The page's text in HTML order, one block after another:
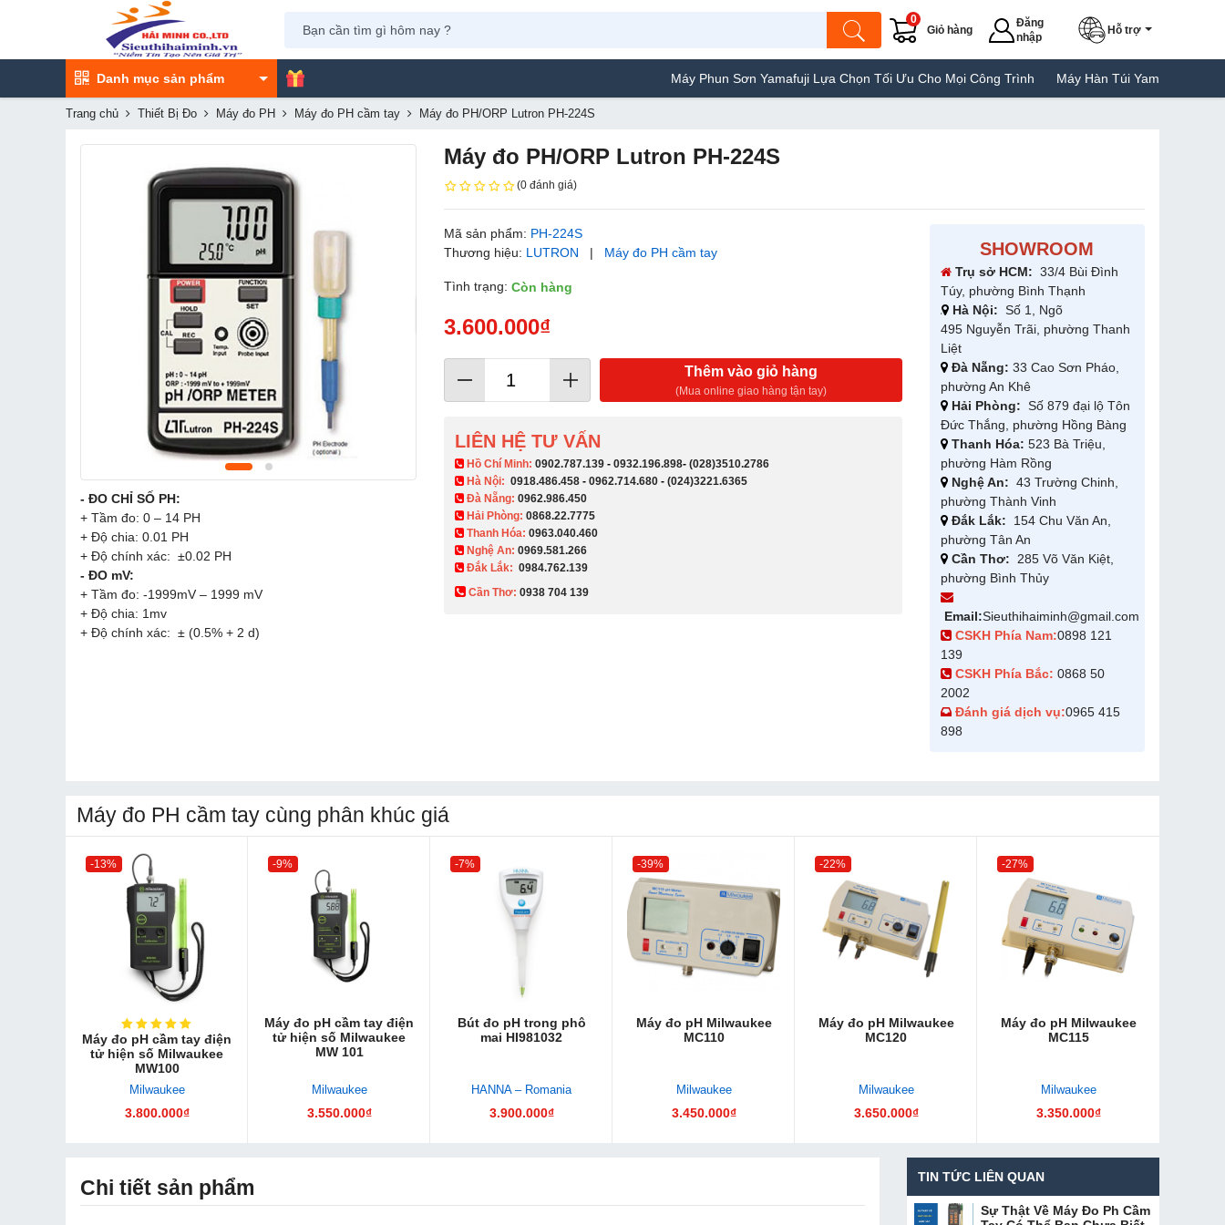
Giỏ hàng
0
Đăng
nhập
Hỗ trợ
Danh mục sản phẩm Máy Phun Sơn Yamafuji Lựa Chọn Tối Ưu Cho Mọi Công Trình Máy Hàn Túi Yamafuji Lựa Chọn Tốt
Trang chủ Thiết Bị Đo Máy đo PH Máy đo PH cầm tay Máy đo PH/ORP Lutron PH-224S
- ĐO CHỈ SỐ PH:
+ Tầm đo: 0 – 14 PH
+ Độ chia: 0.01 PH
+ Độ chính xác: ±0.02 PH
- ĐO mV:
+ Tầm đo: -1999mV – 1999 mV
+ Độ chia: 1mv
+ Độ chính xác: ± (0.5% + 2 d)
Máy đo PH/ORP Lutron PH-224S
(0 đánh giá)
Mã sản phẩm: PH-224S
Thương hiệu: LUTRON | Máy đo PH cầm tay
Tình trạng:Còn hàng
3.600.000₫
Thêm vào giỏ hàng
(Mua online giao hàng tận tay)
LIÊN HỆ TƯ VẤN
​ Hồ Chí Minh:0902.787.139 -0932.196.898-(028)3510.2786
Hà Nội:0918.486.458 -0962.714.680 -(024)3221.6365
Đà Nẵng:0962.986.450
Hải Phòng:0868.22.7775
Thanh Hóa:0963.040.460
Nghệ An:0969.581.266
Đắk Lắk: 0984.762.139
Cần Thơ:0938 704 139​
SHOWROOM
Trụ sở HCM: 33/4 Bùi Đình
Túy, phường Bình Thạnh
Hà Nội: Số 1, Ngõ
495 Nguyễn Trãi, phường Thanh
Liệt
Đà Nẵng: 33 Cao Sơn Pháo,
phường An Khê
Hải Phòng: Số 879 đại lộ Tôn
Đức Thắng, phường Hồng Bàng
Thanh Hóa: 523 Bà Triệu,
phường Hàm Rồng
Nghệ An: 43 Trường Chinh,
phường Thành Vinh
Đắk Lắk: 154 Chu Văn An,
phường Tân An
Cần Thơ: 285 Võ Văn Kiệt,
phường Bình Thủy
Email:Sieuthihaiminh@gmail.com
CSKH Phía Nam:0898 121
139
CSKH Phía Bắc: 0868 50
2002
Đánh giá dịch vụ:0965 415
898
Máy đo PH cầm tay cùng phân khúc giá
-13%
Máy đo pH cầm tay điện
tử hiện số Milwaukee
MW100
Milwaukee
3.800.000₫
-9%
Máy đo pH cầm tay điện
tử hiện số Milwaukee
MW 101
Milwaukee
3.550.000₫
-7%
Bút đo pH trong phô
mai HI981032
HANNA – Romania
3.900.000₫
-39%
Máy đo pH Milwaukee
MC110
Milwaukee
3.450.000₫
-22%
Máy đo pH Milwaukee
MC120
Milwaukee
3.650.000₫
-27%
Máy đo pH Milwaukee
MC115
Milwaukee
3.350.000₫
Chi tiết sản phẩm TIN TỨC LIÊN QUAN
Sự Thật Về Máy Đo Ph Cầm